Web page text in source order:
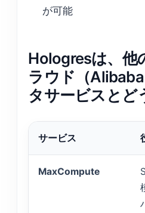
が可能
Hologresは、他
ラウド（
タサービスとど
サービス
MaxCompute